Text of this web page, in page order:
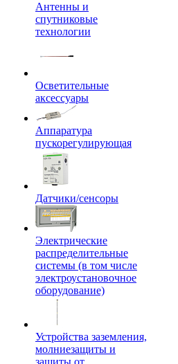
Антенны и
спутниковые
технологии
Осветительные
аксессуары
Аппаратура
пускорегулирующая
Датчики/сенсоры
Электрические
распределительные
системы (в том числе
электроустановочное
оборудование)
Устройства заземления,
молниезащиты и
защиты от